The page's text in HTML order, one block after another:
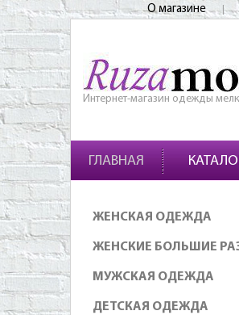
О магазине
Интернет-магазин одежды
ГЛАВНАЯ
ЖЕНСКАЯ ОДЕЖДА
ЖЕНСКИЕ БОЛЬШИЕ
МУЖСКАЯ ОДЕЖДА
ДЕТСКАЯ ОДЕЖДА